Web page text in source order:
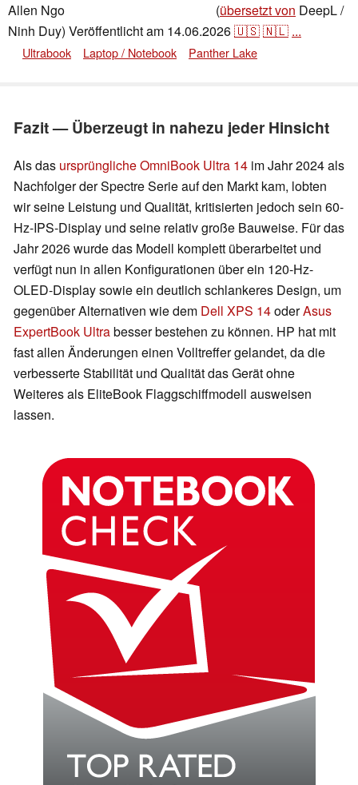
Allen Ngo
(übersetzt von DeepL /
Ninh Duy) Veröffentlicht am 14.06.2026🇺🇸🇳🇱 ...
Ultrabook Laptop / Notebook Panther Lake
Fazit — Überzeugt in nahezu jeder Hinsicht
Als das ursprüngliche OmniBook Ultra 14 im Jahr 2024 als
Nachfolger der Spectre Serie auf den Markt kam, lobten
wir seine Leistung und Qualität, kritisierten jedoch sein 60-
Hz-IPS-Display und seine relativ große Bauweise. Für das
Jahr 2026 wurde das Modell komplett überarbeitet und
verfügt nun in allen Konfigurationen über ein 120-Hz-
OLED-Display sowie ein deutlich schlankeres Design, um
gegenüber Alternativen wie dem Dell XPS 14oderAsus
ExpertBook Ultrabesser bestehen zu können. HP hat mit
fast allen Änderungen einen Volltreffer gelandet, da die
verbesserte Stabilität und Qualität das Gerät ohne
Weiteres als EliteBook Flaggschiffmodell ausweisen
lassen.